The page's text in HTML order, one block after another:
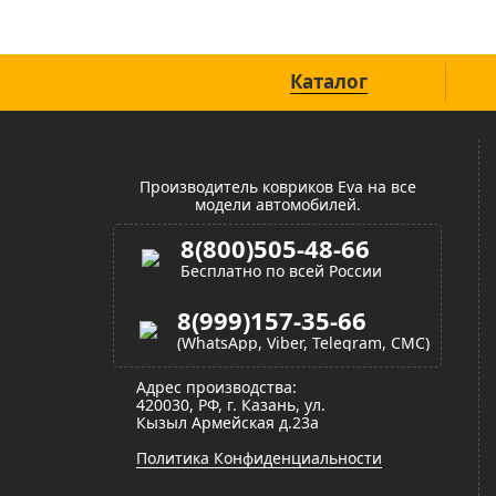
Каталог
Производитель ковриков Eva на все
модели автомобилей.
8(800)505-48-66
Бесплатно по всей России
8(999)157-35-66
(WhatsApp, Viber, Telegram, СМС)
Адрес производства:
420030, РФ, г. Казань, ул.
Кызыл Армейская д.23а
Политика Конфиденциальности